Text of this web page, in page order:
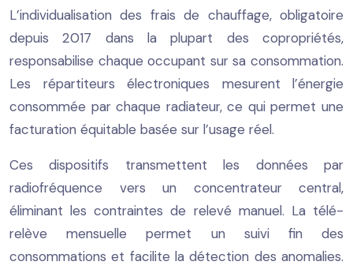
L’individualisation des frais de chauffage, obligatoire
depuis 2017 dans la plupart des copropriétés,
responsabilise chaque occupant sur sa consommation.
Les répartiteurs électroniques mesurent l’énergie
consommée par chaque radiateur, ce qui permet une
facturation équitable basée sur l’usage réel.
Ces dispositifs transmettent les données par
radiofréquence vers un concentrateur central,
éliminant les contraintes de relevé manuel. La télé-
relève mensuelle permet un suivi fin des
consommations et facilite la détection des anomalies.